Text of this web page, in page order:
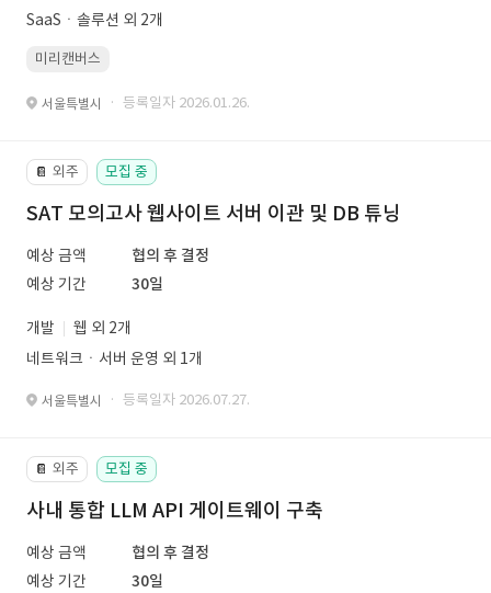
SaaSㆍ솔루션 외 2개
미리캔버스
서울특별시 · 등록일자 2026.01.26.
📔 외주 모집 중
SAT 모의고사 웹사이트 서버 이관 및 DB 튜닝
예상 금액
협의 후 결정
예상 기간
30일
개발
웹 외 2개
네트워크ㆍ서버 운영 외 1개
서울특별시 · 등록일자 2026.07.27.
📔 외주 모집 중
사내 통합 LLM API 게이트웨이 구축
예상 금액
협의 후 결정
예상 기간
30일